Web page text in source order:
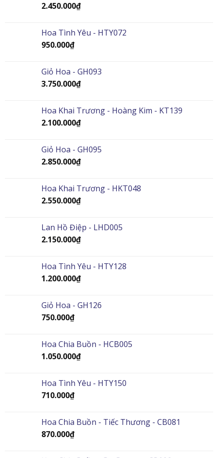
2.450.000₫
Hoa Tình Yêu - HTY072
950.000₫
Giỏ Hoa - GH093
3.750.000₫
Hoa Khai Trương - Hoàng Kim - KT139
2.100.000₫
Giỏ Hoa - GH095
2.850.000₫
Hoa Khai Trương - HKT048
2.550.000₫
Lan Hồ Điệp - LHD005
2.150.000₫
Hoa Tình Yêu - HTY128
1.200.000₫
Giỏ Hoa - GH126
750.000₫
Hoa Chia Buồn - HCB005
1.050.000₫
Hoa Tình Yêu - HTY150
710.000₫
Hoa Chia Buồn - Tiếc Thương - CB081
870.000₫